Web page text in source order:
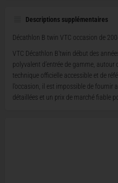
Descriptions supplémentaires
Décathlon B twin VTC occasion de
VTC Décathlon B'twin début des
polyvalent d’entrée de gamme,
technique officielle accessible et de
l’occasion, il est impossible de fournir
détaillées et un prix de marché fiable